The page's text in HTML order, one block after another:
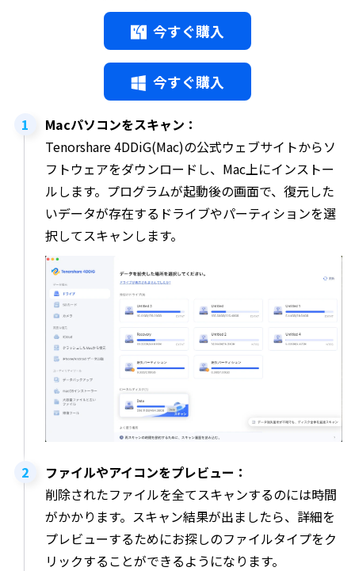
今すぐ購入
今すぐ購入
Macパソコンをスキャン：
Tenorshare 4DDiG(Mac)の公式ウェブサイトからソ
フトウェアをダウンロードし、Mac上にインストー
ルします。プログラムが起動後の画面で、復元した
いデータが存在するドライブやパーティションを選
択してスキャンします。
ファイルやアイコンをプレビュー：
削除されたファイルを全てスキャンするのには時間
がかかります。スキャン結果が出ましたら、詳細を
プレビューするためにお探しのファイルタイプをク
リックすることができるようになります。